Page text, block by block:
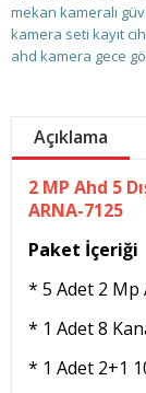
mekan kameralı
kamera seti kayıt
ahd kamera gece
Açıklama
2 MP Ahd 5
ARNA-7125
Paket İçeriği
* 5 Adet 2 Mp
* 1 Adet 8
* 1 Adet 2+1